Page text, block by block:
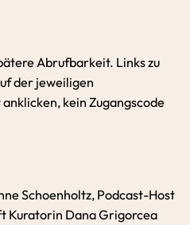
Abrufbarkeit. Links zu
der jeweiligen
kein Zugangscode
Schoenholtz, Podcast-Host
Kuratorin Dana Grigorcea